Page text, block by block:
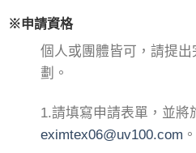
※申請資格
個人或團體皆可，請提
劃。
1.請填寫申請表單，並將
eximtex06@uv100.com 。